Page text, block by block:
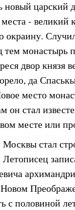
новый царский
- великий
окраину.
тем монастырь
двор князя
да
место
он стал
месте или
стал
с половиной